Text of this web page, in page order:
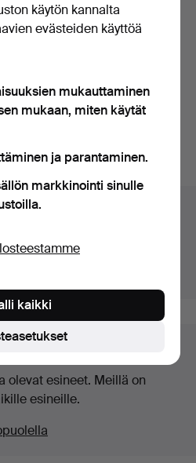
ovat päättyneet huutokaupat.
olevat esineet. Meillä on
esineille.
käytön kannalta
evästeiden käyttöä
mukauttaminen
mukaan, miten käytät
ja parantaminen.
markkinointi sinulle
kaikki